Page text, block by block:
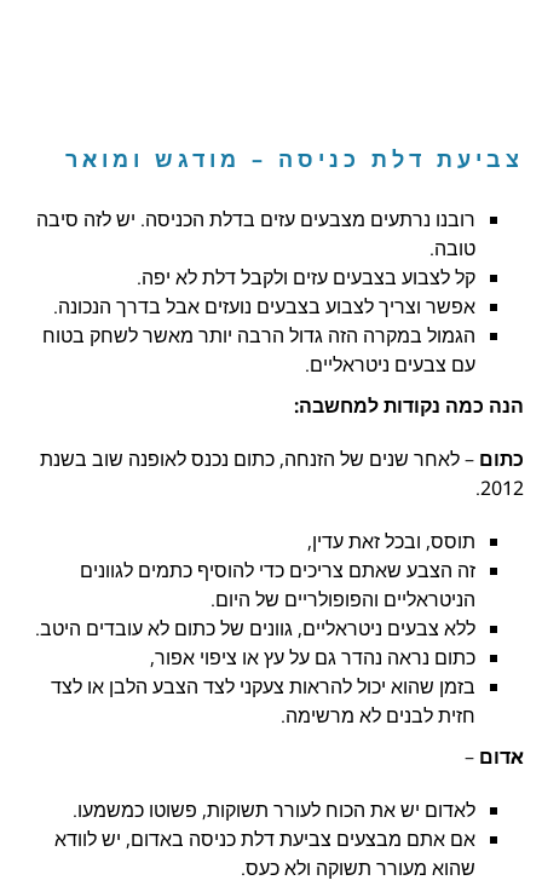
צביעת דלת כניסה – מודגש ומואר
רובנו נרתעים מצבעים עזים בדלת הכניסה. יש לזה סיבה
טובה.
קל לצבוע בצבעים עזים ולקבל דלת לא יפה.
אפשר וצריך לצבוע בצבעים נועזים אבל בדרך הנכונה.
הגמול במקרה הזה גדול הרבה יותר מאשר לשחק בטוח
עם צבעים ניטראליים.
הנה כמה נקודות למחשבה:
כתום – לאחר שנים של הזנחה, כתום נכנס לאופנה שוב בשנת
2012.
תוסס, ובכל זאת עדין,
זה הצבע שאתם צריכים כדי להוסיף כתמים לגוונים
הניטראליים והפופולריים של היום.
ללא צבעים ניטראליים, גוונים של כתום לא עובדים היטב.
כתום נראה נהדר גם על עץ או ציפוי אפור,
בזמן שהוא יכול להראות צעקני לצד הצבע הלבן או לצד
חזית לבנים לא מרשימה.
אדום –
לאדום יש את הכוח לעורר תשוקות, פשוטו כמשמעו.
אם אתם מבצעים צביעת דלת כניסה באדום, יש לוודא
שהוא מעורר תשוקה ולא כעס.